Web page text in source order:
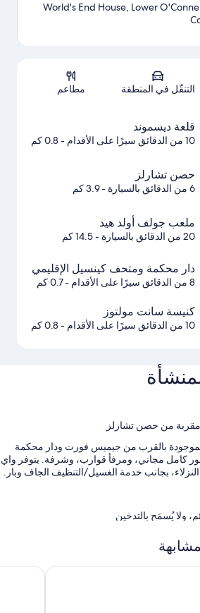
World's End House, Lower
التنقّل في المنطقة مطاعم
قلعة ديسموند
10 من الدقائق سيرًا على الأقدام - 0.8 كم
حصن تشارلز
6 من الدقائق بالسيارة - 3.9 كم
ملعب جولف أولد هيد
20 من الدقائق بالسيارة - 14.5 كم
دار محكمة ومتحف كينسيل الإقليمي
8 من الدقائق سيرًا على الأقدام - 0.7 كم
كنيسة سانت مولتوز
10 من الدقائق سيرًا على الأقدام - 0.8 كم
مقربة من حصن تشارلز
بالقرب من جيميس فورت ودار محكمة
كامل مجاني، ومرفأ قوارب، وشرفة. يتوفر واي
بجانب خدمة الغسيل/التنظيف الجاف وبار.
ولا يُسمَح بالتدخين
وخدمات لحفلات الزفاف، وآلة بيع ذاتي
أولد